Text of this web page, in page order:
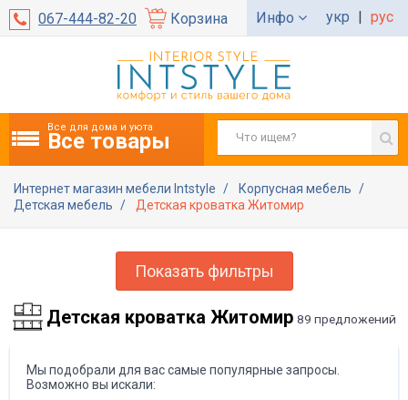
067-444-82-20 Корзина Инфо укр | рус
Все для дома и уюта
Все товары
Интернет магазин мебели Intstyle
Корпусная мебель
Детская мебель
Детская кроватка Житомир
Показать фильтры
Детская кроватка Житомир 89 предложений
Мы подобрали для вас самые популярные запросы.
Возможно вы искали: